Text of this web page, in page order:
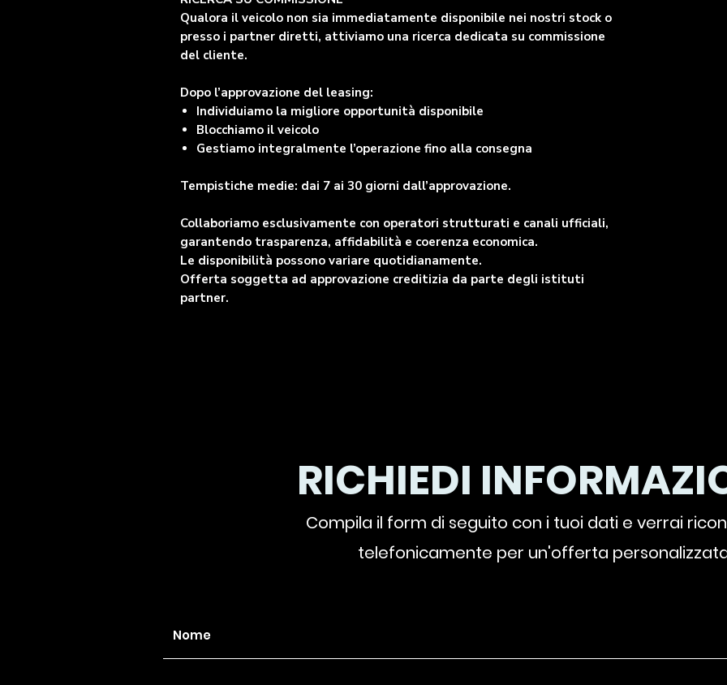
Qualora il veicolo non sia immediatamente disponibile nei nostri stock o
presso i partner diretti, attiviamo una ricerca dedicata su commissione
del cliente.
Dopo l’approvazione del leasing:
Individuiamo la migliore opportunità disponibile
Blocchiamo il veicolo
Gestiamo integralmente l’operazione fino alla consegna
Tempistiche medie: dai 7 ai 30 giorni dall’approvazione.
Collaboriamo esclusivamente con operatori strutturati e canali ufficiali,
garantendo trasparenza, affidabilità e coerenza economica.
Le disponibilità possono variare quotidianamente.
Offerta soggetta ad approvazione creditizia da parte degli istituti
partner.
RICHIEDI
Compila il form di seguito con i tuoi dati e verrai
telefonicamente per un'offerta